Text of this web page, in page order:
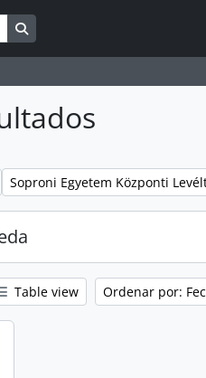
Search in browse page
Remove filter:
Soproni Egyetem Központi
Table view Ordenar por: